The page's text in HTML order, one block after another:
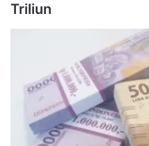
Triliun